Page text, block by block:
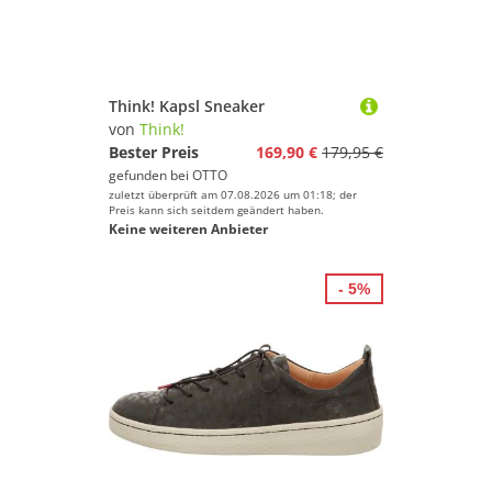
Think! Kapsl Sneaker
von Think!
Bester Preis
169,90 € 179,95 €
gefunden bei OTTO
zuletzt überprüft am 07.08.2026 um 01:18; der
Preis kann sich seitdem geändert haben.
Keine weiteren Anbieter
- 5%